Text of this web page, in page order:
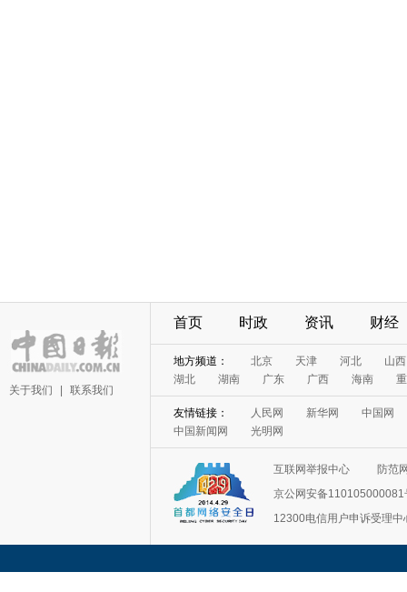
关于我们 联系我们
首页 时政 资讯 财经
地方频道： 北京 天津 河北
山西
湖北
湖南 广东 广西 海南
友情链接： 人民网 新华网
中国网
中国新闻网
光明网
互联网举报中心
防范
京公网安备110105000081
12300电信用户申诉受理中